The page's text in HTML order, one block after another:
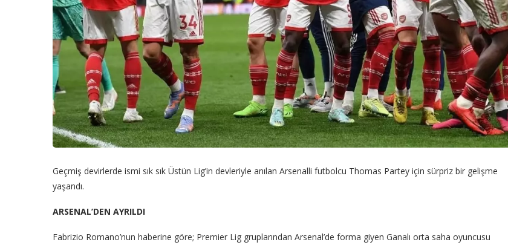
Geçmiş devirlerde ismi sık sık Üstün Lig’in devleriyle anılan Arsenalli futbolcu Thomas Partey için sürpriz bir gelişme
yaşandı.
ARSENAL’DEN AYRILDI
Fabrizio Romano’nun haberine göre; Premier Lig gruplarından Arsenal’de forma giyen Ganalı orta saha oyuncusu